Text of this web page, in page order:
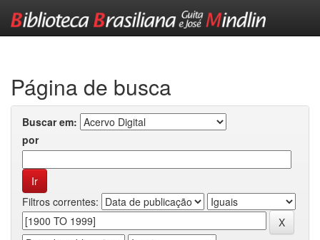
Página de busca
Buscar em:
por
Filtros correntes: